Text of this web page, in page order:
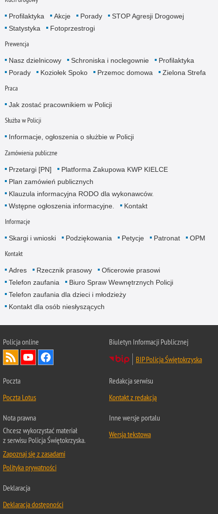
Profilaktyka Akcje Porady
STOP Agresji Drogowej
Statystyka
Fotoprzestrogi
Prewencja
Nasz dzielnicowy Schroniska i noclegownie
Profilaktyka
Porady
Koziołek Spoko Przemoc domowa Zielona Strefa
Praca
Jak zostać pracownikiem w Policji
Służba w Policji
Informacje, ogłoszenia o służbie w Policji
Zamówienia publiczne
Przetargi [PN]
Platforma Zakupowa KWP KIELCE
Plan zamówień publicznych
Klauzula informacyjna RODO dla wykonawców.
Wstępne ogłoszenia informacyjne.
Kontakt
Informacje
Skargi i wnioski Podziękowania Petycje Patronat OPM
Kontakt
Adres Rzecznik prasowy
Oficerowie prasowi
Telefon zaufania
Biuro Spraw Wewnętrznych Policji
Telefon zaufania dla dzieci i młodzieży
Kontakt dla osób niesłyszących
Policja online
Biuletyn Informacji Publicznej
BIP Policja Świętokrzyska
Poczta
Poczta Lotus
Redakcja serwisu
Kontakt z redakcją
Nota prawna
Chcesz wykorzystać materiał
z serwisu Policja Świętokrzyska.
Zapoznaj się z zasadami
Polityka prywatności
Inne wersje portalu
Wersja tekstowa
Deklaracja
Deklaracja dostępności